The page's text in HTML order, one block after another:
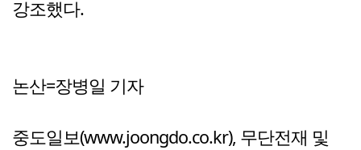
강조했다.
논산=장병일 기자
중도일보(www.joongdo.co.kr), 무단전재 및